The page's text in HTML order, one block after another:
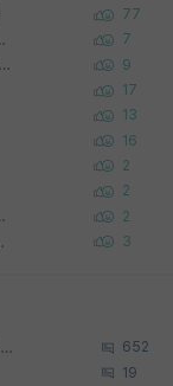
77
돌리는걸까요? 7
SSH 박사과정을 그만두고 지방대 박사로 옮기면 교수의 꿈은 끝일까요? 9
17
13
16
2
2
말씀드려야 할까요? 2
요하다고 봅니다. 3
[무료] 2026 미국 대학원 유학 스타터팩 - 가이드북 & 합격자 컨택메일 템플릿 652
19